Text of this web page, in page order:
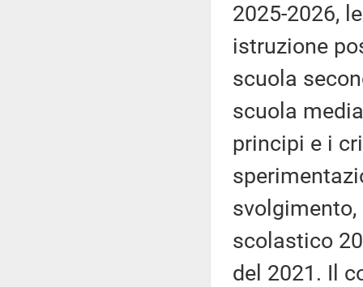
2025-2026,
istruzione
scuola
scuola
principi e i
scolastico
del 2021. Il